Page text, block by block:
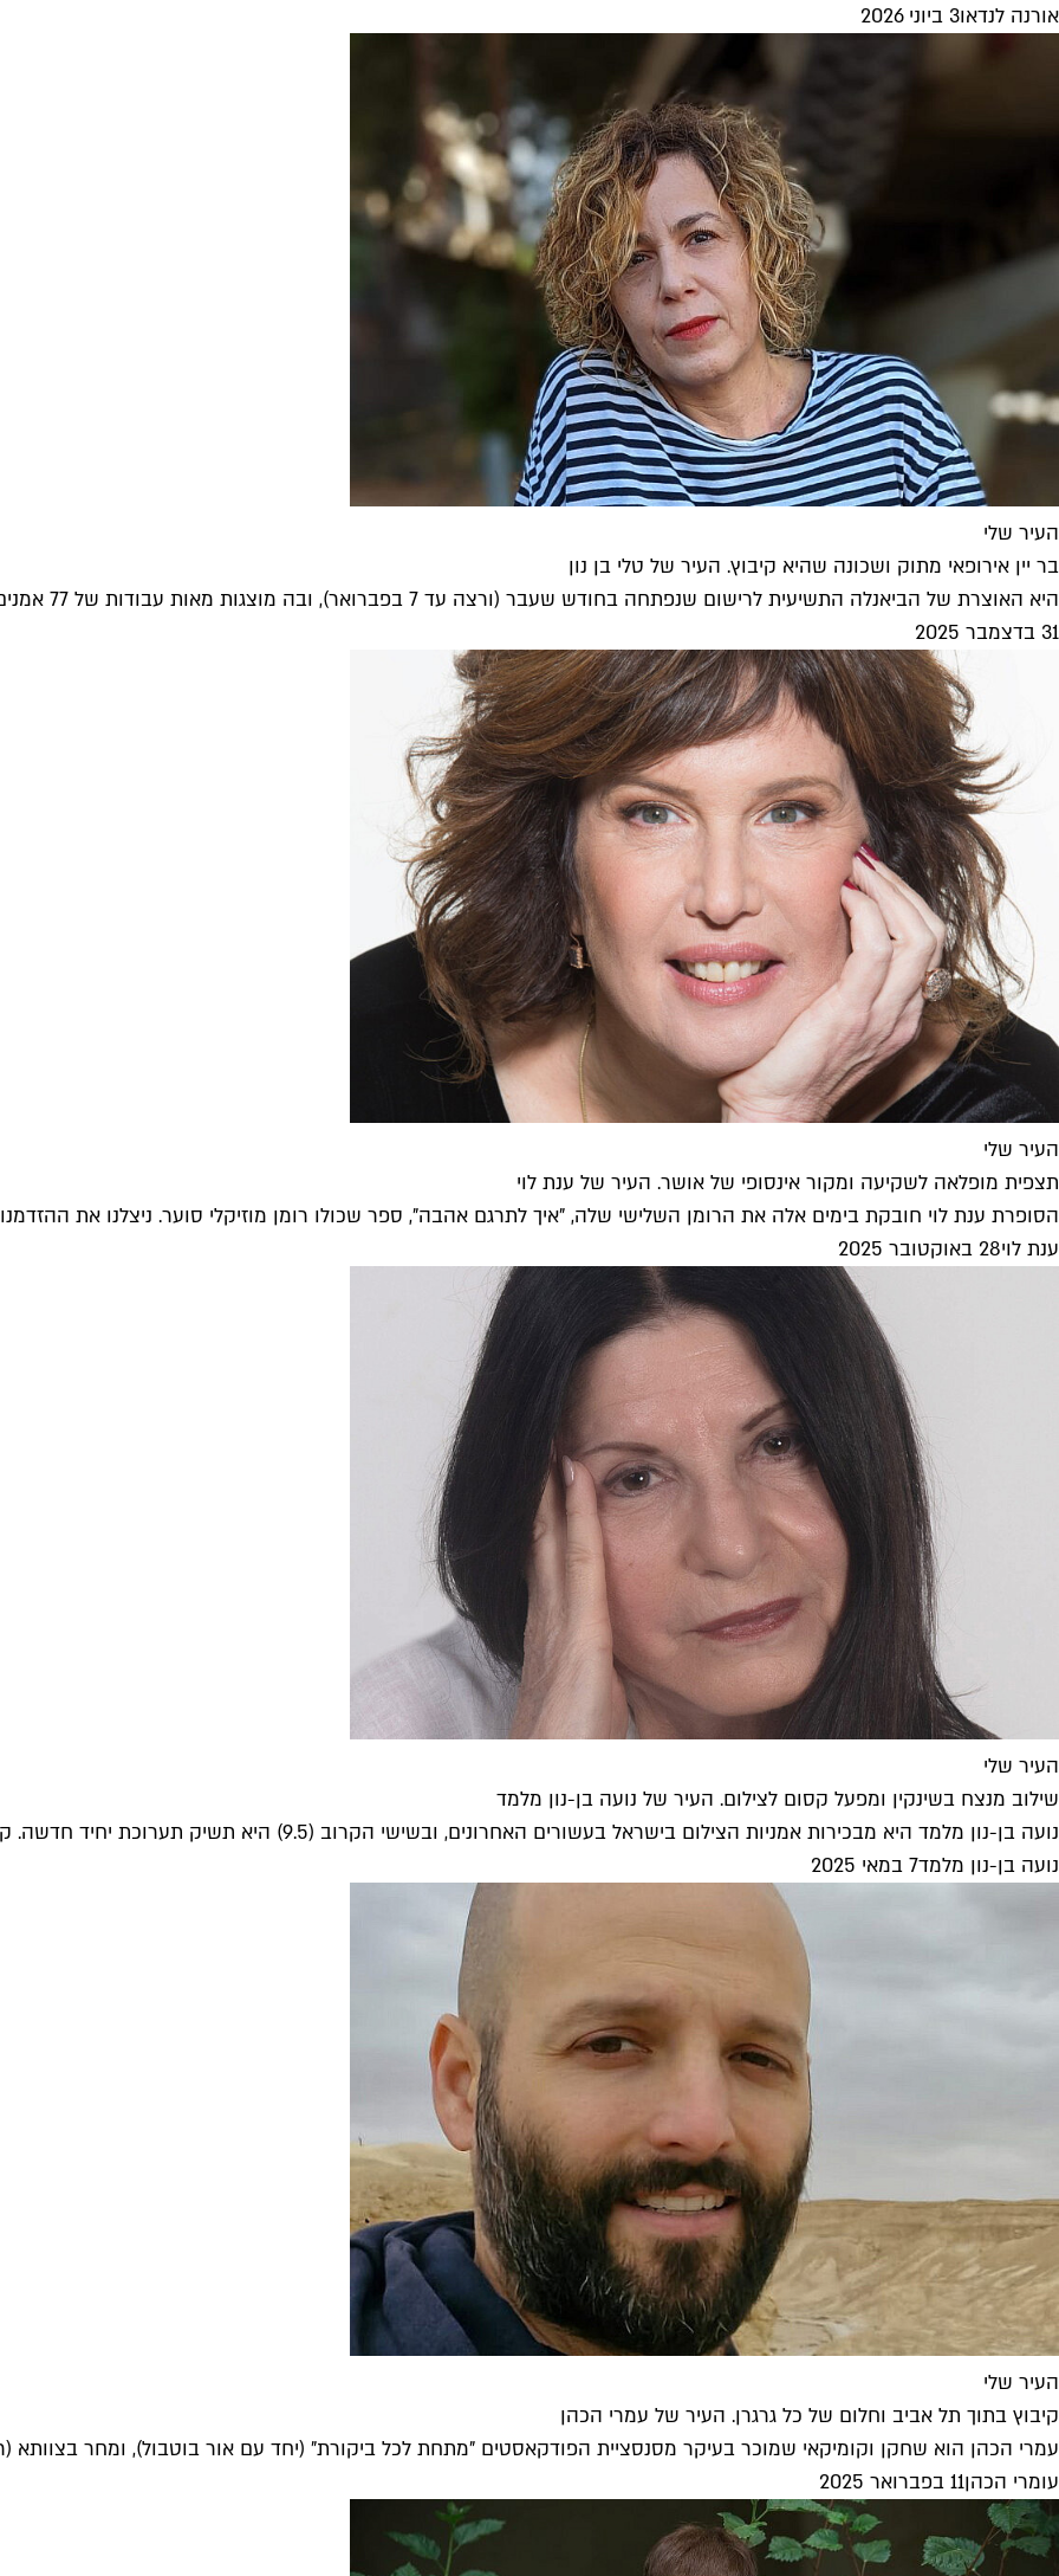
אורנה לנדאו3 ביוני 2026
העיר שלי
בר יין אירופאי מתוק ושכונה שהיא קיבוץ. העיר של טלי בן נון
היא האוצרת של הביאנלה התשיעית לרישום שנפתחה בחודש שעבר (ורצה עד 7 בפברואר), ובה מוצגות מאות עבודות של 77 אמניםות בחגיגה...
31 בדצמבר 2025
העיר שלי
תצפית מופלאה לשקיעה ומקור אינסופי של אושר. העיר של ענת לוי
הסופרת ענת לוי חובקת בימים אלה את הרומן השלישי שלה, "איך לתרגם אהבה", ספר שכולו רומן מוזיקלי סוער. ניצלנו את
ענת לוי28 באוקטובר 2025
העיר שלי
שילוב מנצח בשינקין ומפעל קסום לצילום. העיר של נועה בן-נון מלמד
נועה בן-נון מלמד היא מבכירות אמניות הצילום בישראל בעשורים האחרונים, ובשישי הקרוב (9.5) היא תשיק תערוכת יחיד חדשה. קיבלנו ממנה המלצות...
נועה בן-נון מלמד7 במאי 2025
העיר שלי
קיבוץ בתוך תל אביב וחלום של כל גרגרן. העיר של עמרי הכהן
עמרי הכהן הוא שחקן וקומיקאי שמוכר בעיקר מסנסציית הפודקאסטים "מתחת לכל ביקורת" (יחד עם אור בוטבול), ומחר בצוותא (רביעי
עומרי הכהן11 בפברואר 2025